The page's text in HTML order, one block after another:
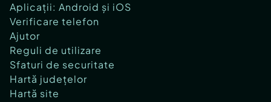
Aplicații: Android și iOS
Verificare telefon
Ajutor
Reguli de utilizare
Sfaturi de securitate
Hartă județelor
Hartă site